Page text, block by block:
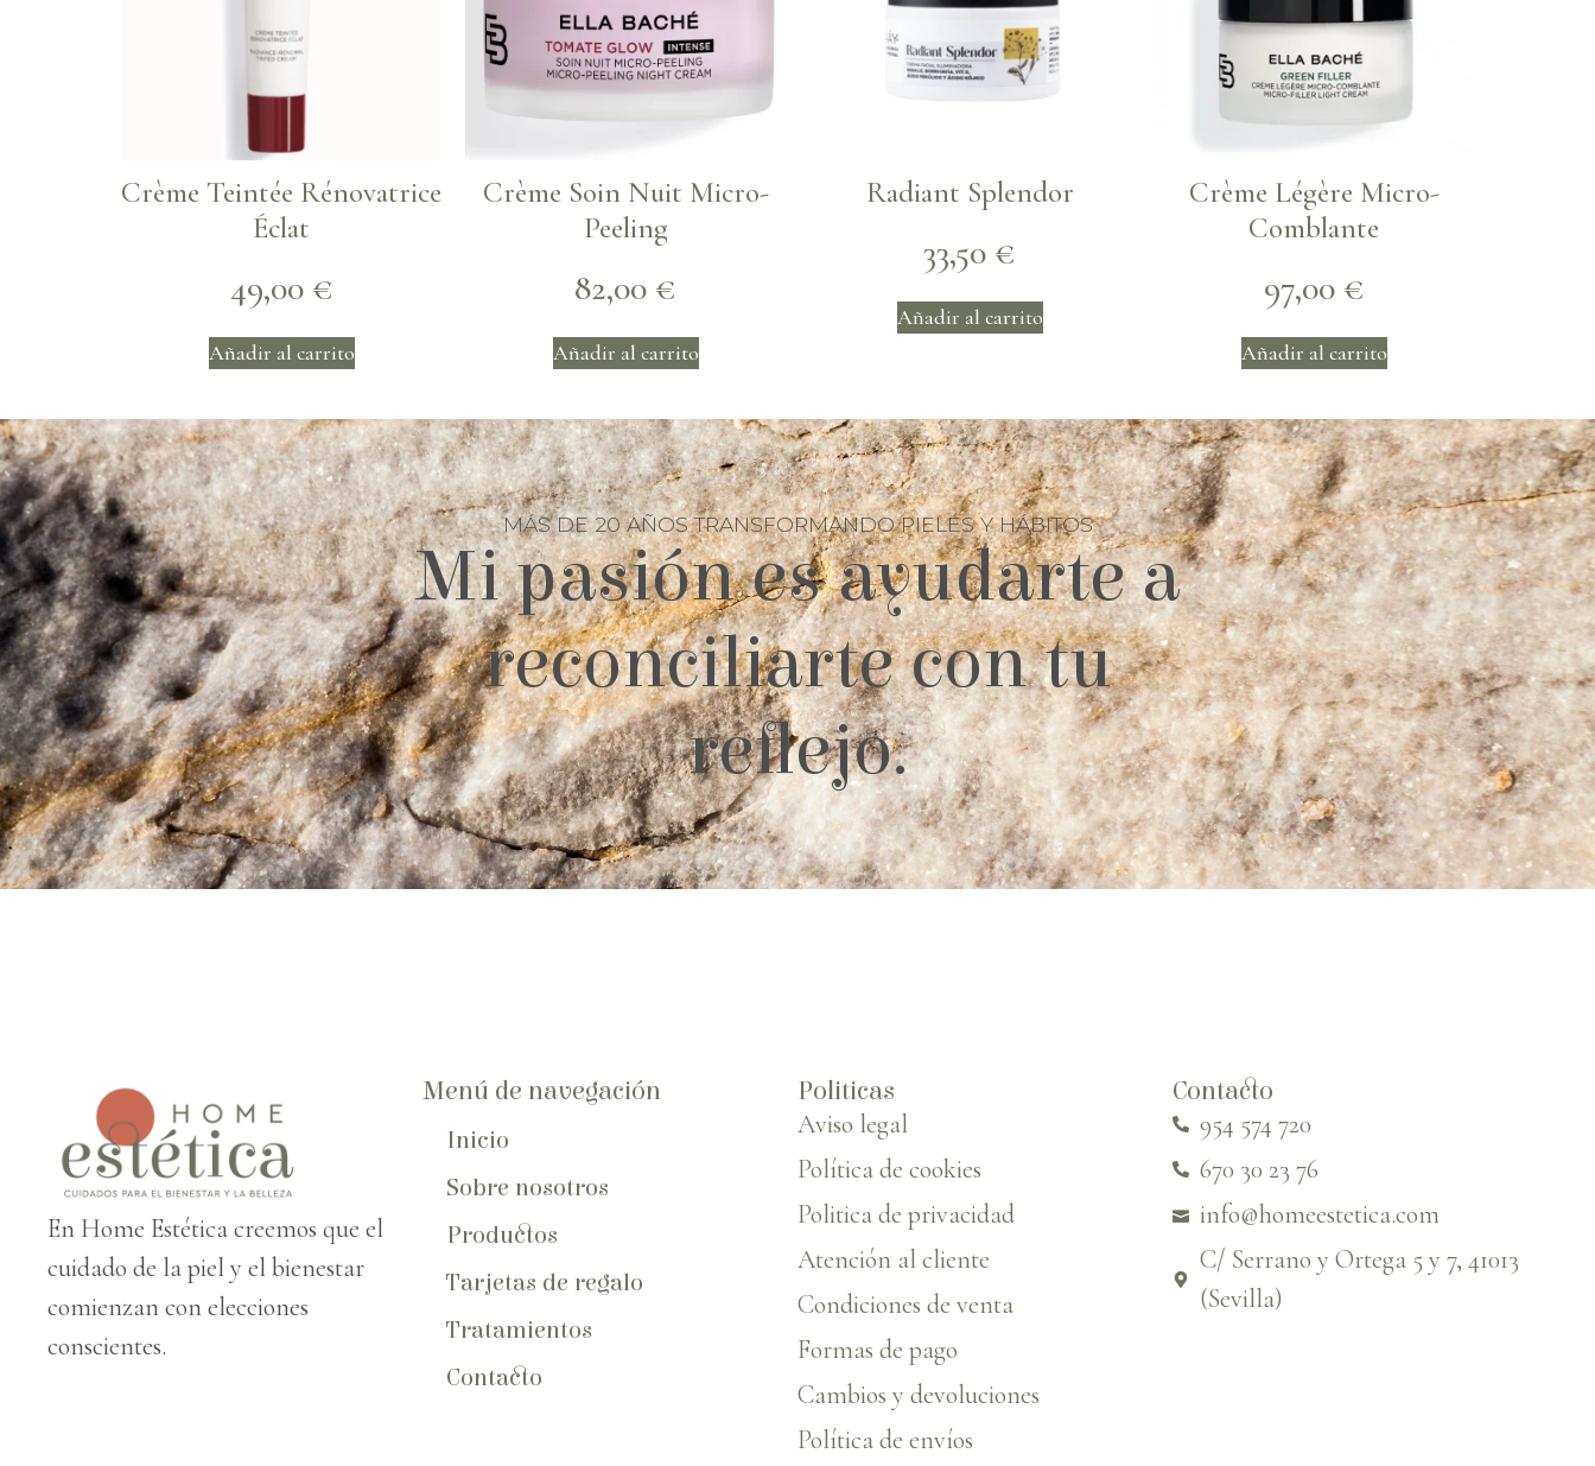
Crème Teintée Rénovatrice
Éclat
49,00 €
Añadir al carrito
Crème Soin Nuit Micro-
Peeling
82,00 €
Añadir al carrito
Radiant Splendor
33,50 €
Añadir al carrito
Crème Légère Micro-
Comblante
97,00 €
Añadir al carrito
MÁS DE 20 AÑOS TRANSFORMANDO PIELES Y HÁBITOS
Mi pasión es ayudarte a
reconciliarte con tu
reflejo.
En Home Estética creemos que el
cuidado de la piel y el bienestar
comienzan con elecciones
conscientes.
Menú de navegación
Inicio
Sobre nosotros
Productos
Tarjetas de regalo
Tratamientos
Contacto
Politicas
Aviso legal
Política de cookies
Politica de privacidad
Atención al cliente
Condiciones de venta
Formas de pago
Cambios y devoluciones
Política de envíos
Contacto
954 574 720
670 30 23 76
info@homeestetica.com
C/ Serrano y Ortega 5 y 7, 41013
(Sevilla)